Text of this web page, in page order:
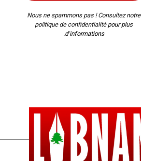
Nous ne spammons pas ! Consultez notre
politique de confidentialitépour plus
d’informations.